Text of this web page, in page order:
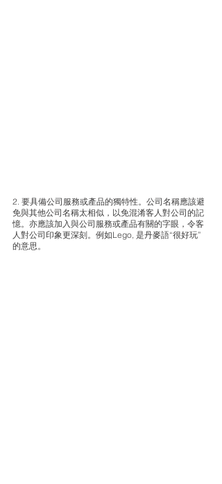
2. 要具備公司服務或產品的獨特性。公司名稱應該避
免與其他公司名稱太相似，以免混淆客人對公司的記
憶。亦應該加入與公司服務或產品有關的字眼，令客
人對公司印象更深刻。例如Lego, 是丹麥語“很好玩”
的意思。